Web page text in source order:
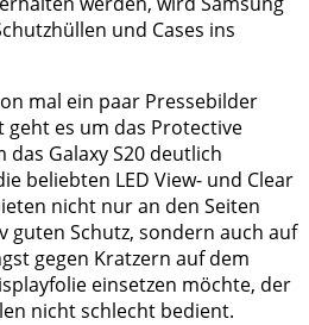
und Cases ins
mal ein paar Pressebilder
geht es um das Protective
Galaxy S20 deutlich
beliebten LED View- und Clear
nicht nur an den Seiten
guten Schutz, sondern auch auf
gegen Kratzern auf dem
einsetzen möchte, der
nicht schlecht bedient.